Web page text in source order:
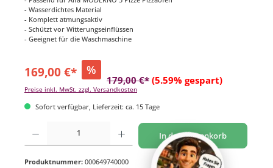
- Wasserdichtes Material
- Komplett atmungsaktiv
- Schützt vor Witterungseinflüssen
- Geeignet für die Waschmaschine
169,00 €* %
179,00 €* (5.59% gespart)
Preise inkl. MwSt. zzgl. Versandkosten
Sofort verfügbar, Lieferzeit: ca. 15 Tage
Produkt Anzahl: Gib den gewünschten Wert ein oder benutze die Schaltflächen um
In den Warenkorb
Produktnummer: 000649740000